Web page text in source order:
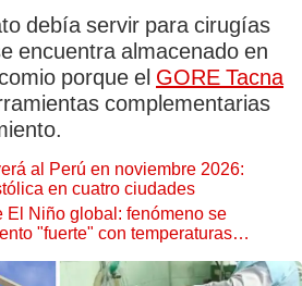
debía servir para cirugías
encuentra almacenado en
porque el GORE Tacna
complementarias
al Perú en noviembre 2026:
en cuatro ciudades
El Niño global: fenómeno se
"fuerte" con temperaturas